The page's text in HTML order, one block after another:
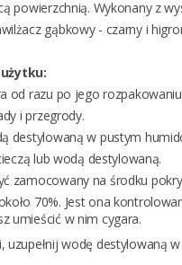
powierzchnią. Wykonany z
gąbkowy - czarny i
od razu po jego
i przegrody.
destylowaną w pustym
lub wodą destylowaną.
zamocowany na środku
70%. Jest ona
umieścić w nim cygara.
wodę destylowaną